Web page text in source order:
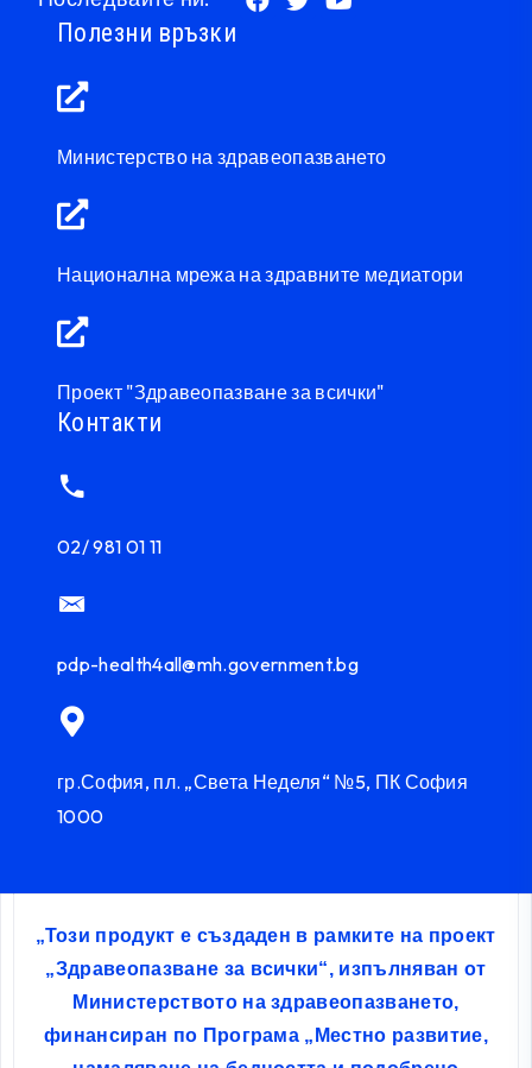
Полезни връзки
Министерство на здравеопазването
Национална мрежа на здравните медиатори
Проект "Здравеопазване за всички"
Контакти
02/ 981 01 11
pdp-health4all@mh.government.bg
гр.София, пл. „Света Неделя“ №5, ПК София
1000
„Този продукт е създаден в рамките на проект
„Здравеопазване за всички“, изпълняван от
Министерството на здравеопазването,
финансиран по Програма „Местно развитие,